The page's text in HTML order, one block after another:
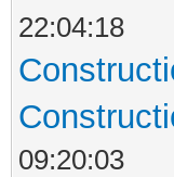
22:04:18
09:20:03